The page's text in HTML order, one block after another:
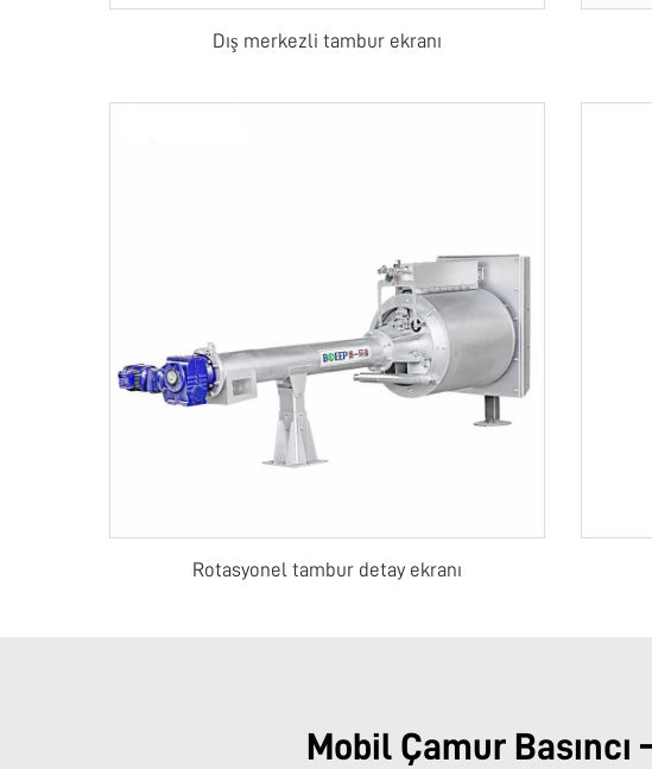
Dış merkezli tambur ekranı
Rotasyonel tambur detay ekranı
Mobil Çamur